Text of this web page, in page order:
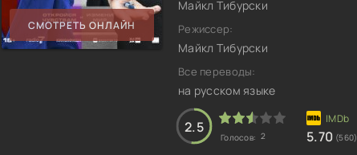
СМОТРЕТЬ ОНЛАЙН
Майкл Тибурски
Режиссер:
Майкл Тибурски
Все переводы:
на русском языке
2.5
Голосов: 2 5.70 (560)